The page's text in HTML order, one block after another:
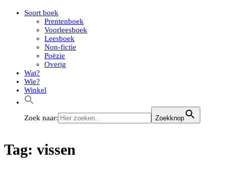
Soort boek
Prentenboek
Voorleesboek
Leesboek
Non-fictie
Poëzie
Overig
Wat?
Wie?
Winkel
Zoek naar: Zoekknop
Tag: vissen